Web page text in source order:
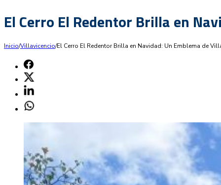
El Cerro El Redentor Brilla en
Inicio/Villavicencio/El Cerro El Redentor Brilla en Navidad: Un Emblema de